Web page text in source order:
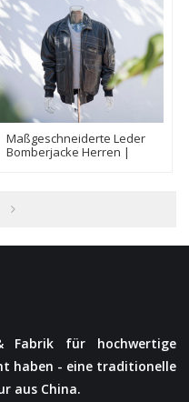
Maßgeschneiderte Leder
Bomberjacke Herren |
für hochwertige
haben - eine traditionelle
aus China.